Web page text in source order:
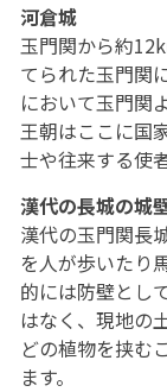
河倉城
玉門関から約
てられた玉門関
において玉門関
王朝はここに国
士や往来する使
漢代の長城の城
漢代の玉門関長
を人が歩いたり
的には防壁とし
はなく、現地の
どの植物を挟む
ます。